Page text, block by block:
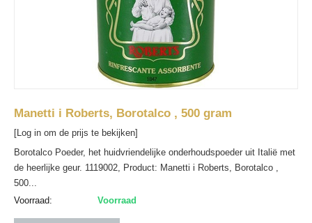
Manetti i Roberts, Borotalco , 500 gram
[Log in om de prijs te bekijken]
Borotalco Poeder, het huidvriendelijke onderhoudspoeder uit Italië met
de heerlijke geur. 1119002, Product: Manetti i Roberts, Borotalco ,
500...
Voorraad:
Voorraad